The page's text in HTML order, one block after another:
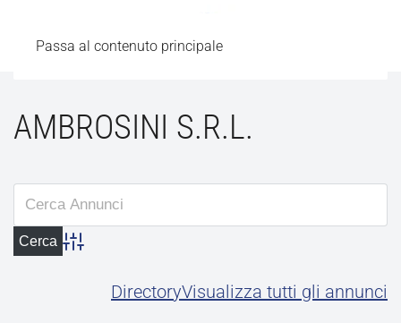
Passa al contenuto principale
AMBROSINI S.R.L.
Advanced Search
DirectoryVisualizza tutti gli annunci